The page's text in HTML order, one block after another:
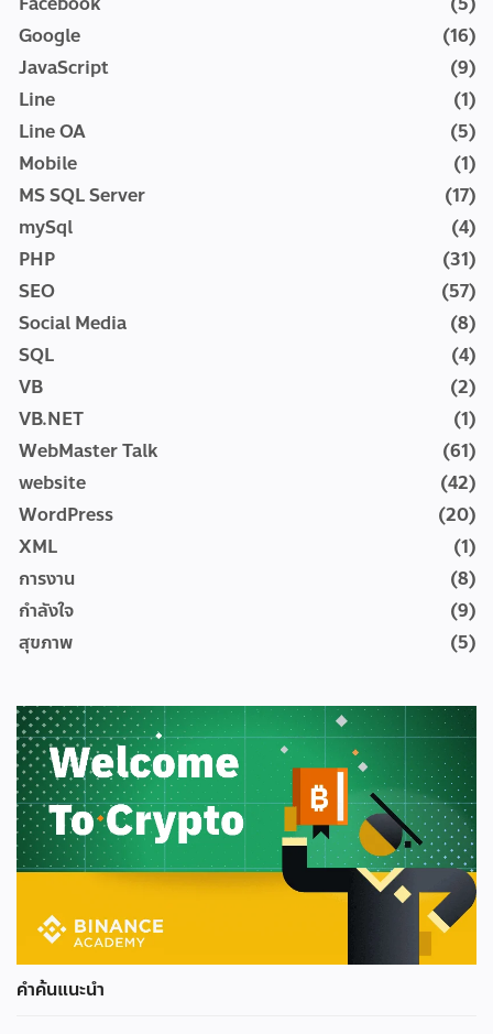
Google
(16)
JavaScript
(9)
Line
(1)
Line OA
(5)
Mobile
(1)
MS SQL Server
(17)
mySql
(4)
PHP
(31)
SEO
(57)
Social Media
(8)
SQL
(4)
VB
(2)
VB.NET
(1)
WebMaster Talk
(61)
website
(42)
WordPress
(20)
XML
(1)
การงาน
(8)
กำลังใจ
(9)
สุขภาพ
(5)
คำค้นแนะนำ